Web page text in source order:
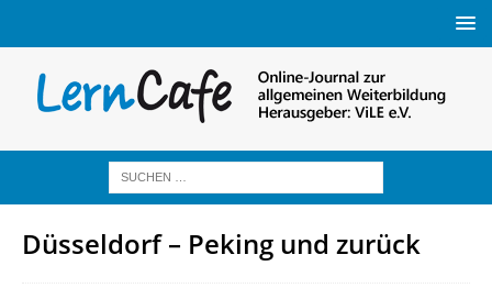
Düsseldorf – Peking und zurück